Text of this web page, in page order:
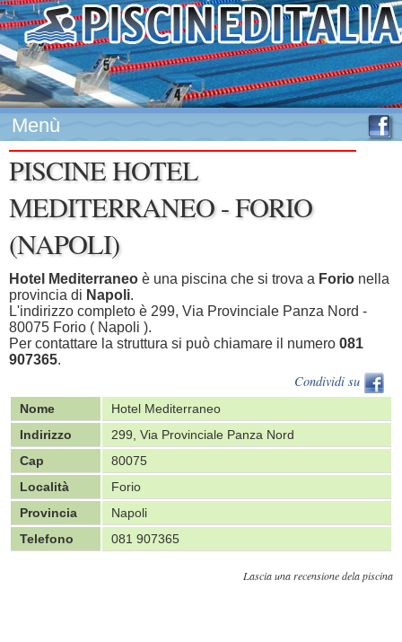
Menù
PISCINE HOTEL
MEDITERRANEO - FORIO
(NAPOLI)
Hotel Mediterraneo è una piscina che si trova a Forio nella
provincia di Napoli.
L'indirizzo completo è 299, Via Provinciale Panza Nord -
80075 Forio ( Napoli ).
Per contattare la struttura si può chiamare il numero 081
907365.
Condividi su
Nome
Hotel Mediterraneo
Indirizzo
299, Via Provinciale Panza Nord
Cap
80075
Località
Forio
Provincia
Napoli
Telefono
081 907365
Lascia una recensione dela piscina